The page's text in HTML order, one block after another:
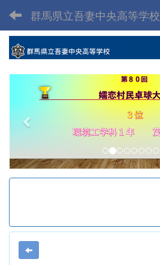
群馬県立吾妻中央高等学校
e
v
o
u